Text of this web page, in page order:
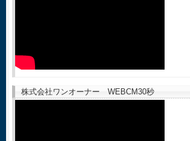
株式会社ワンオーナー WEBCM30秒